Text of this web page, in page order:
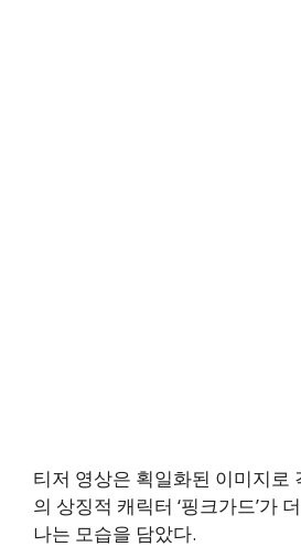
티저 영상은 획일화된 이미지로
의 상징적 캐릭터 ‘핑크가드’가
나는 모습을 담았다.